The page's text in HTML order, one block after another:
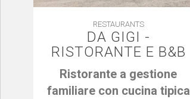
RESTAURANTS
DA GIGI -
RISTORANTE E B&B
Ristorante a gestione
familiare con cucina tipica